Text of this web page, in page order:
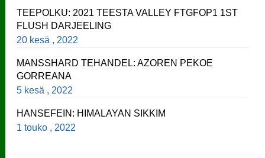
TEEPOLKU: 2021 TEESTA VALLEY FTGFOP1 1ST
FLUSH DARJEELING
20 kesä , 2022
MANSSHARD TEHANDEL: AZOREN PEKOE
GORREANA
5 kesä , 2022
HANSEFEIN: HIMALAYAN SIKKIM
1 touko , 2022